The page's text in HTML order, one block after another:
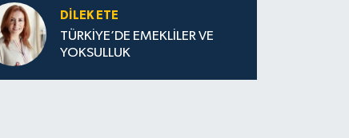
DILEK ETE
TÜRKİYE’DE EMEKLİLER VE
YOKSULLUK